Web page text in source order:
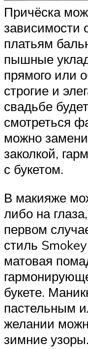
Причёска
зависимости
платьям
пышные
прямого или
строгие и
свадьбе
смотреться
можно
заколкой,
с букетом.
В макияже
либо на
первом
стиль
матовая
букете.
пастельным
желании
зимние узоры.